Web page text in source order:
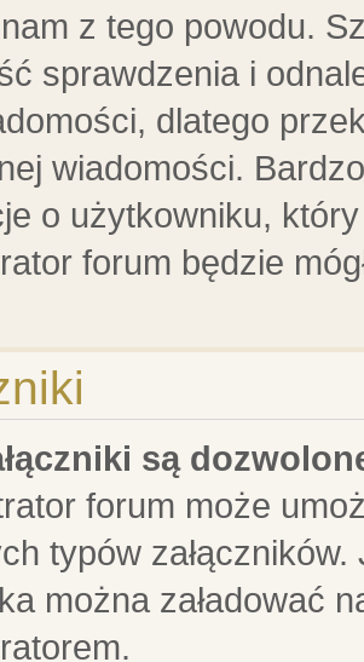
z tego powodu.
sprawdzenia i
dlatego
wiadomości.
o użytkowniku,
forum będzie
są
forum może
typów
można załadować